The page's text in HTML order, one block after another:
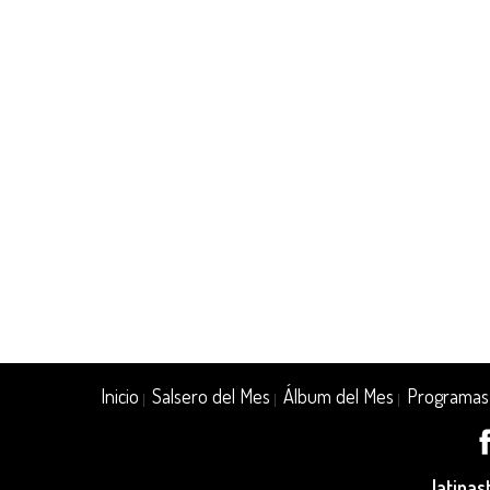
Inicio |Salsero del Mes |Álbum del Mes Programas